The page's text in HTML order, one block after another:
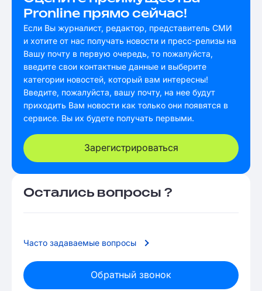
Pronline прямо сейчас!
Если Вы журналист, редактор, представитель СМИ
и хотите от нас получать новости и пресс-релизы на
Вашу почту в первую очередь, то пожалуйста,
введите свои контактные данные и выберите
категории новостей, который вам интересны!
Введите, пожалуйста, вашу почту, на нее будут
приходить Вам новости как только они появятся в
сервисе. Вы их будете получать первыми.
Зарегистрироваться
Остались вопросы ?
Часто задаваемые вопросы
Обратный звонок